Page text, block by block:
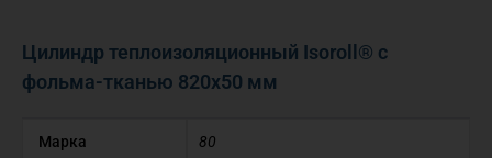
Цилиндр теплоизоляционный Isoroll® с
фольма-тканью 820х50 мм
Марка 80